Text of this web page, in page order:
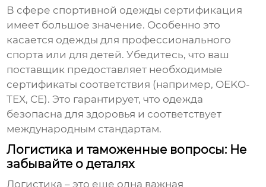
В сфере спортивной одежды сертификация
имеет большое значение. Особенно это
касается одежды для профессионального
спорта или для детей. Убедитесь, что ваш
поставщик предоставляет необходимые
сертификаты соответствия (например, OEKO-
TEX, CE). Это гарантирует, что одежда
безопасна для здоровья и соответствует
международным стандартам.
Логистика и таможенные вопросы: Не
забывайте о деталях
Логистика – это еще одна важная